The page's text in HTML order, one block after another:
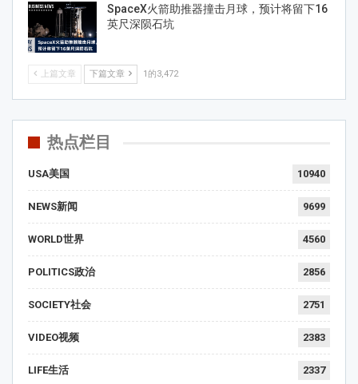
SpaceX火箭助推器撞击月球，预计将留下16
英尺深陨石坑
上篇文章 下篇文章 1的3,472
热点栏目
USA美国 10940
NEWS新闻 9699
WORLD世界 4560
POLITICS政治 2856
SOCIETY社会 2751
VIDEO视频 2383
LIFE生活 2337